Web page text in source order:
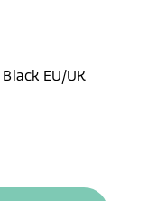
EU/UK